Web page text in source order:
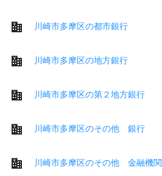
川崎市多摩区の都市銀行
川崎市多摩区の地方銀行
川崎市多摩区の第２地方銀行
川崎市多摩区のその他 銀行
川崎市多摩区のその他 金融機関